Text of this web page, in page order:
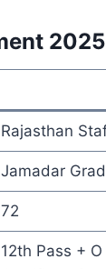
Rajasthan
Jamadar
72
12th Pass +